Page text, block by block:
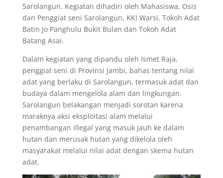
Sarolangun. Kegiatan dihadiri oleh Mahasiswa, Osis
dan Penggiat seni Sarolangun, KKI Warsi, Tokoh Adat
Batin Jo Panghulu Bukit Bulan dan Tokoh Adat
Batang Asai.
Dalam kegiatan yang dipandu oleh Ismet Raja,
penggiat seni di Provinsi Jambi, bahas tentang nilai
adat yang berlaku di Sarolangun, termasuk adat dan
budaya dalam mengelola alam dan lingkungan.
Sarolangun belakangan menjadi sorotan karena
maraknya aksi eksploitasi alam melalui
penambangan illegal yang masuk jauh ke dalam
hutan dan merusak hutan yang dikelola oleh
masyarakat melalui nilai adat dengan skema hutan
adat.